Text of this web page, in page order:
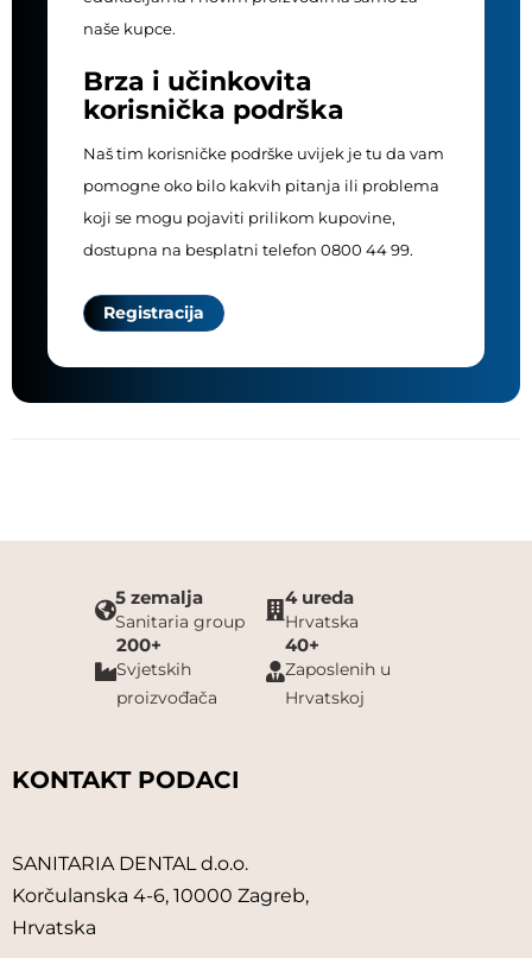
naše kupce.
Brza i učinkovita
korisnička podrška
Naš tim korisničke podrške uvijek je tu da vam
pomogne oko bilo kakvih pitanja ili problema
koji se mogu pojaviti prilikom kupovine,
dostupna na besplatni telefon 0800 44 99.
Registracija
5 zemalja
Sanitaria group
4 ureda
Hrvatska
200+
Svjetskih
proizvođača
40+
Zaposlenih u
Hrvatskoj
KONTAKT PODACI
SANITARIA DENTAL d.o.o.
Korčulanska 4-6, 10000 Zagreb,
Hrvatska